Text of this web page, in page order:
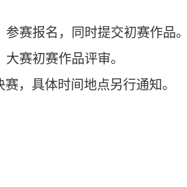
参赛报名，同时提交初赛作品。
大赛初赛作品评审。
赛，具体时间地点另行通知。